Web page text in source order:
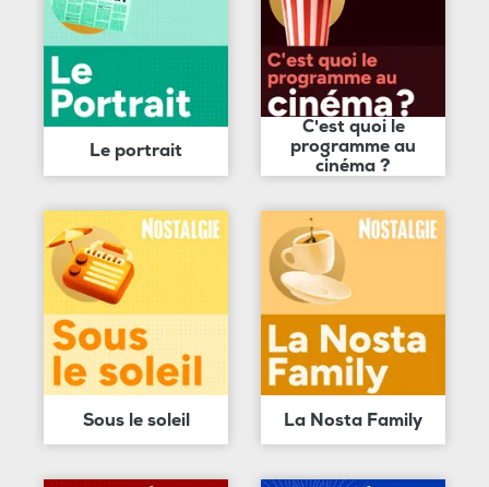
Le portrait
C'est quoi le
programme au
cinéma ?
Sous le soleil La Nosta Family